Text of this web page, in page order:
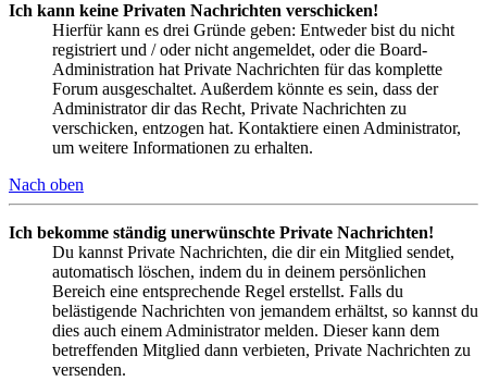
Ich kann keine Privaten Nachrichten verschicken!
Hierfür kann es drei Gründe geben: Entweder bist du nicht
registriert und / oder nicht angemeldet, oder die Board-
Administration hat Private Nachrichten für das komplette
Forum ausgeschaltet. Außerdem könnte es sein, dass der
Administrator dir das Recht, Private Nachrichten zu
verschicken, entzogen hat. Kontaktiere einen Administrator,
um weitere Informationen zu erhalten.
Nach oben
Ich bekomme ständig unerwünschte Private Nachrichten!
Du kannst Private Nachrichten, die dir ein Mitglied sendet,
automatisch löschen, indem du in deinem persönlichen
Bereich eine entsprechende Regel erstellst. Falls du
belästigende Nachrichten von jemandem erhältst, so kannst du
dies auch einem Administrator melden. Dieser kann dem
betreffenden Mitglied dann verbieten, Private Nachrichten zu
versenden.